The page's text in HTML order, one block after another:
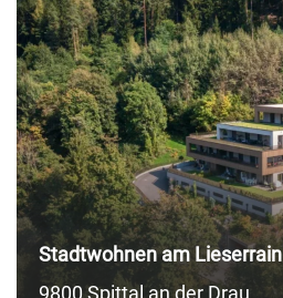
Stadtwohnen am Lieserrain
9800 Spittal an der Drau